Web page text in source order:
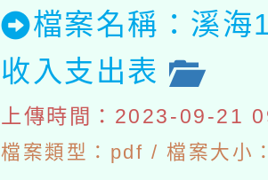
檔案名稱：溪海
收入支出表
上傳時間：2023-09-21
檔案類型：pdf / 檔案大小